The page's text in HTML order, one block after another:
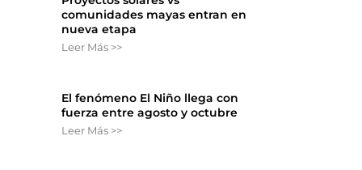
comunidades mayas entran en
nueva etapa
Leer Más >>
El fenómeno El Niño llega con
fuerza entre agosto y octubre
Leer Más >>